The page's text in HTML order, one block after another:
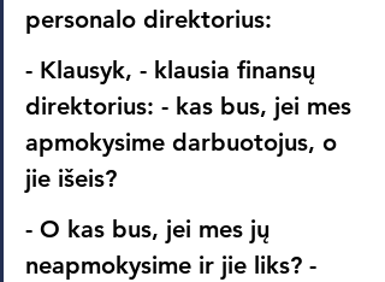
personalo direktorius:
- Klausyk, - klausia finansų
direktorius: - kas bus, jei mes
apmokysime darbuotojus, o
jie išeis?
- O kas bus, jei mes jų
neapmokysime ir jie liks? -